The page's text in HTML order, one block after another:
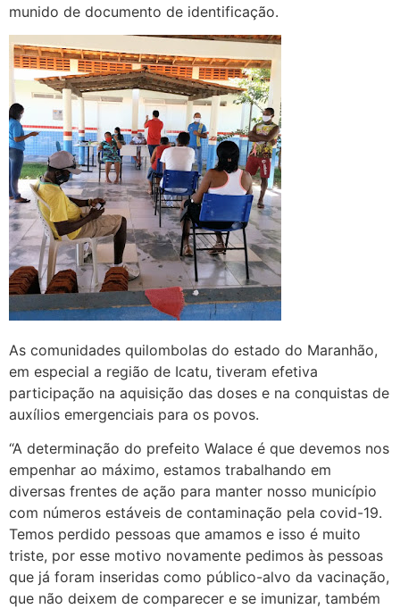
munido de documento de identificação.
As comunidades quilombolas do estado do Maranhão,
em especial a região de Icatu, tiveram efetiva
participação na aquisição das doses e na conquistas de
auxílios emergenciais para os povos.
“A determinação do prefeito Walace é que devemos nos
empenhar ao máximo, estamos trabalhando em
diversas frentes de ação para manter nosso município
com números estáveis de contaminação pela covid-19.
Temos perdido pessoas que amamos e isso é muito
triste, por esse motivo novamente pedimos às pessoas
que já foram inseridas como público-alvo da vacinação,
que não deixem de comparecer e se imunizar, também